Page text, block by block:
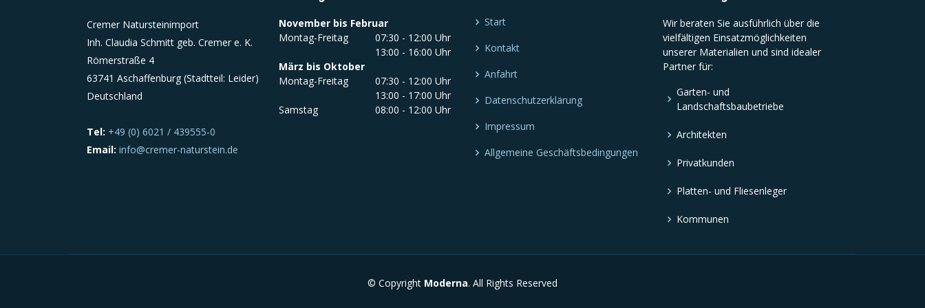
Cremer Natursteinimport
Inh. Claudia Schmitt geb. Cremer e. K.
Römerstraße 4
63741 Aschaffenburg (Stadtteil: Leider)
Deutschland
Tel: +49 (0) 6021 / 439555-0
Email: info@cremer-naturstein.de
November bis Februar
Montag-Freitag
07:30 - 12:00 Uhr
13:00 - 16:00 Uhr
März bis Oktober
Montag-Freitag
07:30 - 12:00 Uhr
13:00 - 17:00 Uhr
Samstag
08:00 - 12:00 Uhr
Start
Kontakt
Anfahrt
Datenschutzerklärung
Impressum
Allgemeine Geschäftsbedingungen
Wir beraten Sie ausführlich über die
vielfältigen Einsatzmöglichkeiten
unserer Materialien und sind idealer
Partner für:
Garten- und
Landschaftsbaubetriebe
Architekten
Privatkunden
Platten- und Fliesenleger
Kommunen
© Copyright Moderna. All Rights Reserved